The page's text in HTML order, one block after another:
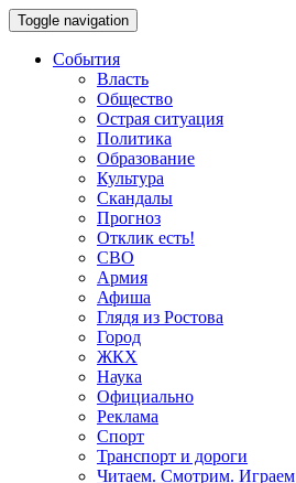
Toggle navigation
События
Власть
Общество
Острая ситуация
Политика
Образование
Культура
Скандалы
Прогноз
Отклик есть!
СВО
Армия
Афиша
Глядя из Ростова
Город
ЖКХ
Наука
Официально
Реклама
Спорт
Транспорт и дороги
Читаем. Смотрим. Играем